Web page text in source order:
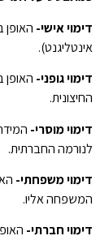
דימוי אישי- האופן
אינטליגנט).
דימוי גופני- האופן
החיצונית.
דימוי מוסרי-
לנורמה החברתית.
דימוי משפחתי-
המשפחה אליו.
דימוי חברתי-